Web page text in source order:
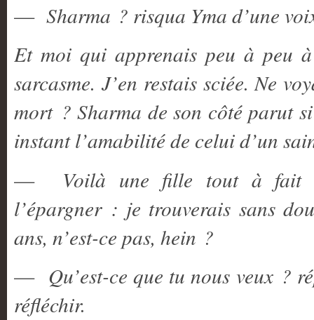
— Sharma ? risqua Yma d’une
Et moi qui apprenais peu à peu
sarcasme. J’en restais sciée. Ne
mort ? Sharma de son côté parut
instant l’amabilité de celui d’un
—
Voilà une fille tout à fait
l’épargner : je trouverais sans
ans, n’est-ce pas, hein ?
— Qu’est-ce que tu nous veux ?
réfléchir.